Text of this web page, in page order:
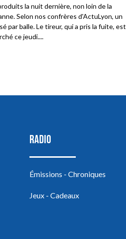
la nuit dernière, non loin de la
Selon nos confrères d'ActuLyon, un
par balle. Le tireur, qui a pris la fuite, est
ce jeudi....
RADIO
Émissions - Chroniques
Jeux - Cadeaux